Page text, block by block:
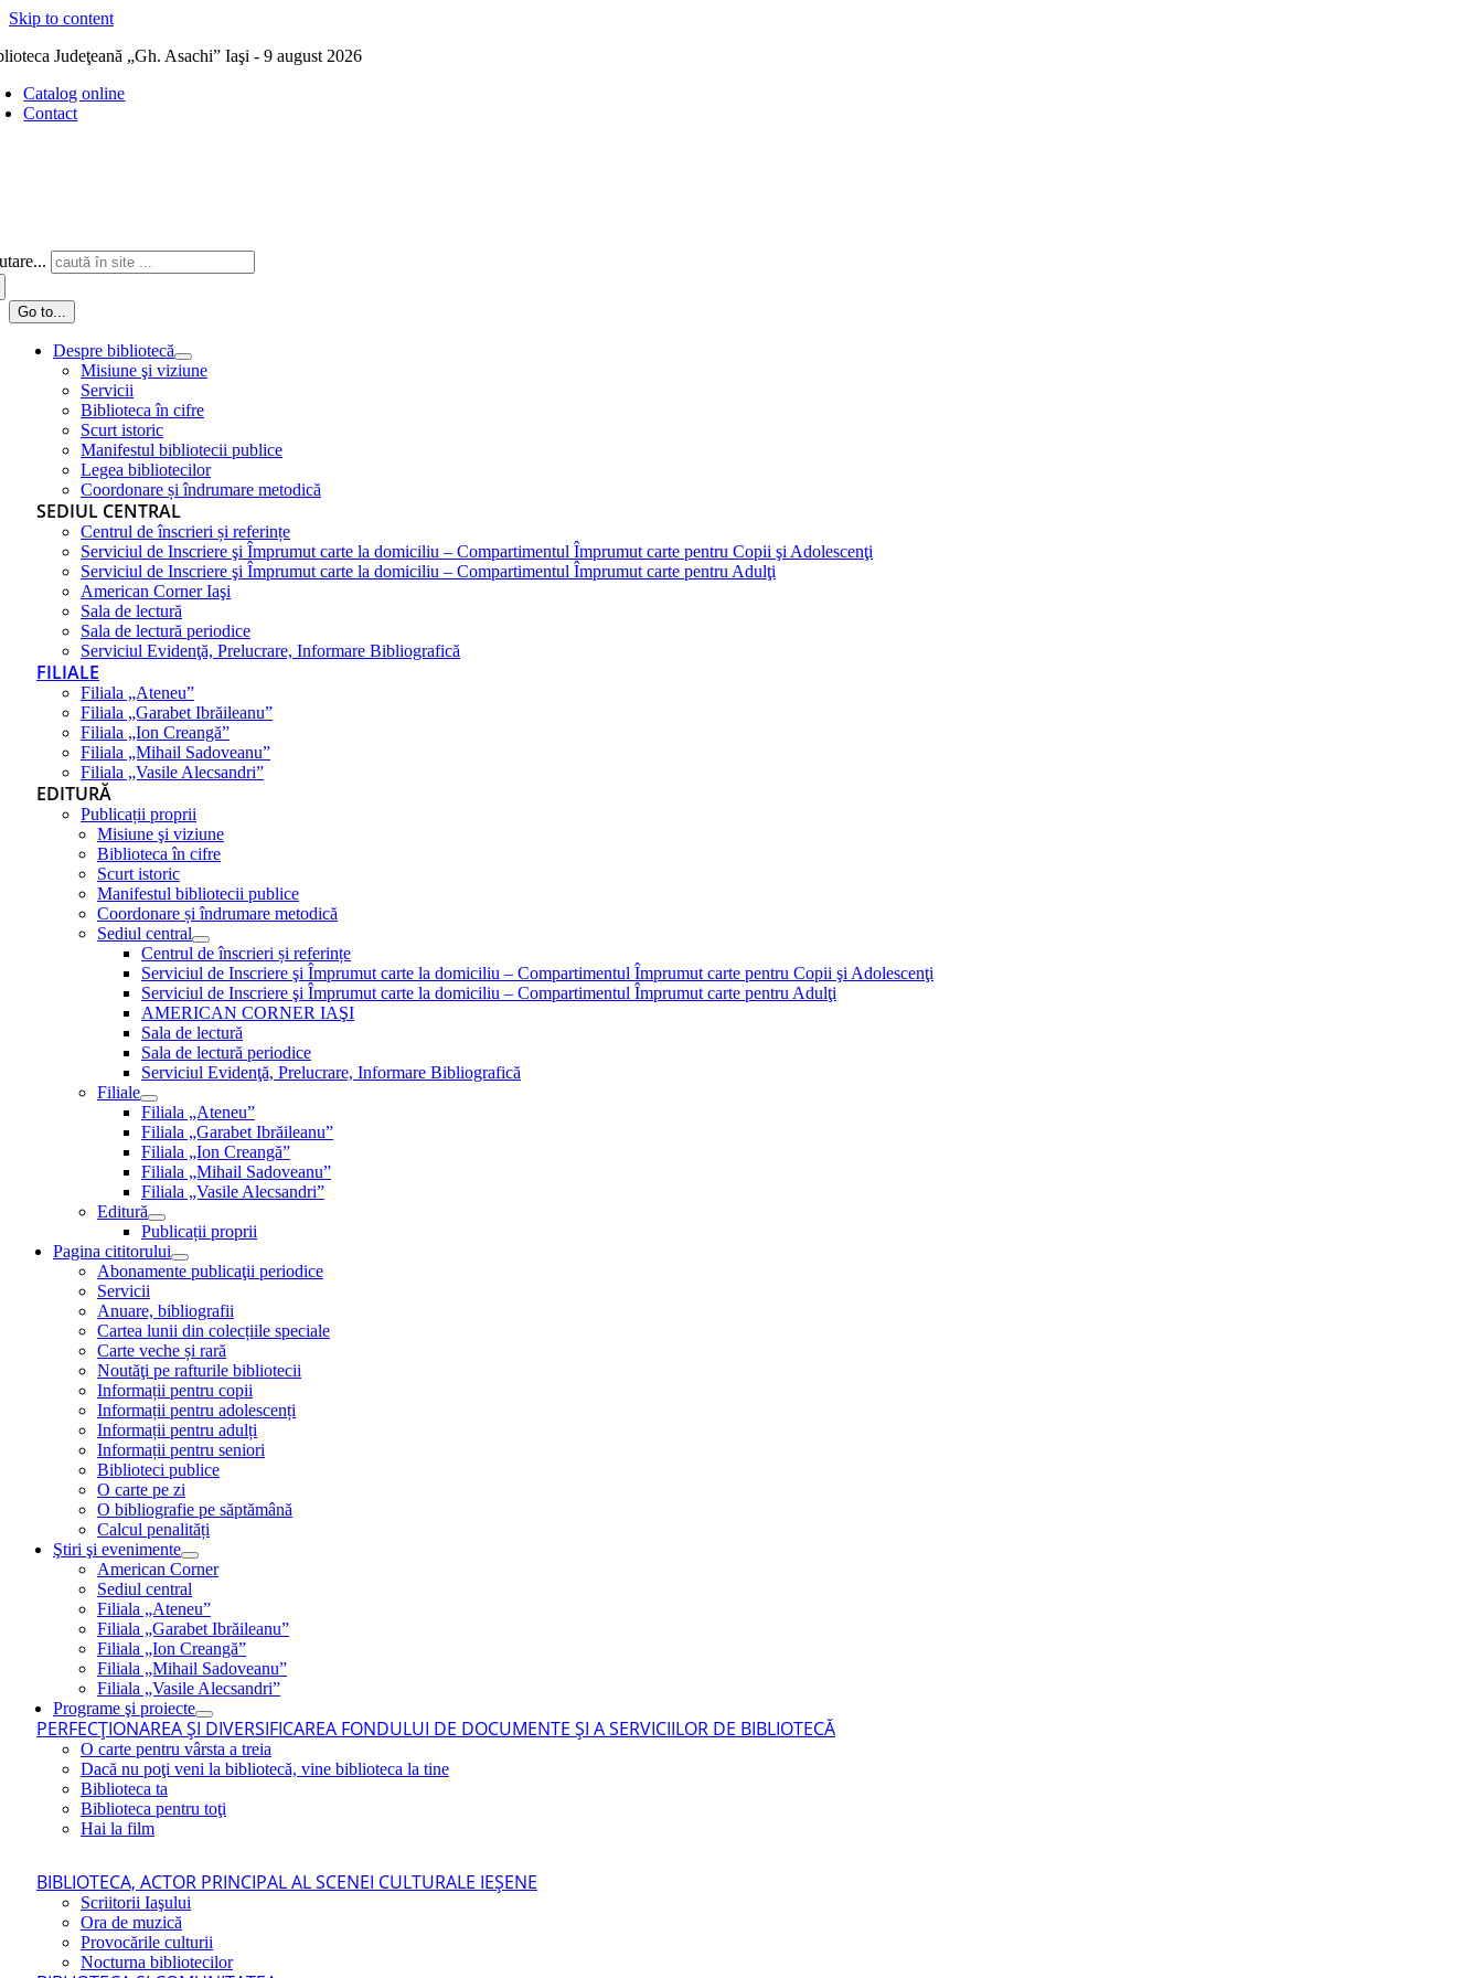
Skip to content
Judeţeană „Gh. Asachi” Iaşi - 9 august 2026
Catalog online
Contact
Go to...
Despre bibliotecă
Misiune şi viziune
Servicii
Biblioteca în cifre
Scurt istoric
Manifestul bibliotecii publice
Legea bibliotecilor
Coordonare și îndrumare metodică
SEDIUL CENTRAL
Centrul de înscrieri și referințe
Serviciul de Inscriere şi Împrumut carte la domiciliu – Compartimentul Împrumut carte pentru Copii şi Adolescenţi
Serviciul de Inscriere şi Împrumut carte la domiciliu – Compartimentul Împrumut carte pentru Adulţi
American Corner Iaşi
Sala de lectură
Sala de lectură periodice
Serviciul Evidenţă, Prelucrare, Informare Bibliografică
FILIALE
Filiala „Ateneu”
Filiala „Garabet Ibrăileanu”
Filiala „Ion Creangă”
Filiala „Mihail Sadoveanu”
Filiala „Vasile Alecsandri”
EDITURĂ
Publicații proprii
Misiune şi viziune
Biblioteca în cifre
Scurt istoric
Manifestul bibliotecii publice
Coordonare și îndrumare metodică
Sediul central
Centrul de înscrieri și referințe
Serviciul de Inscriere şi Împrumut carte la domiciliu – Compartimentul Împrumut carte pentru Copii şi Adolescenţi
Serviciul de Inscriere şi Împrumut carte la domiciliu – Compartimentul Împrumut carte pentru Adulţi
AMERICAN CORNER IAŞI
Sala de lectură
Sala de lectură periodice
Serviciul Evidenţă, Prelucrare, Informare Bibliografică
Filiale
Filiala „Ateneu”
Filiala „Garabet Ibrăileanu”
Filiala „Ion Creangă”
Filiala „Mihail Sadoveanu”
Filiala „Vasile Alecsandri”
Editură
Publicații proprii
Pagina cititorului
Abonamente publicaţii periodice
Servicii
Anuare, bibliografii
Cartea lunii din colecțiile speciale
Carte veche și rară
Noutăţi pe rafturile bibliotecii
Informații pentru copii
Informații pentru adolescenți
Informații pentru adulți
Informații pentru seniori
Biblioteci publice
O carte pe zi
O bibliografie pe săptămână
Calcul penalități
Ştiri şi evenimente
American Corner
Sediul central
Filiala „Ateneu”
Filiala „Garabet Ibrăileanu”
Filiala „Ion Creangă”
Filiala „Mihail Sadoveanu”
Filiala „Vasile Alecsandri”
Programe şi proiecte
PERFECŢIONAREA ŞI DIVERSIFICAREA FONDULUI DE DOCUMENTE ŞI A SERVICIILOR DE BIBLIOTECĂ
O carte pentru vârsta a treia
Dacă nu poţi veni la bibliotecă, vine biblioteca la tine
Biblioteca ta
Biblioteca pentru toţi
Hai la film
BIBLIOTECA, ACTOR PRINCIPAL AL SCENEI CULTURALE IEŞENE
Scriitorii Iaşului
Ora de muzică
Provocările culturii
Nocturna bibliotecilor